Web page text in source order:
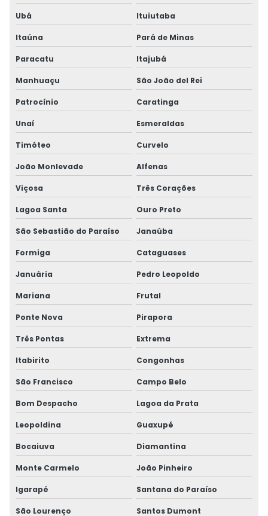
Ubá Ituiutaba
Itaúna Pará de Minas
Paracatu Itajubá
Manhuaçu São João del Rei
Patrocínio Caratinga
Unaí Esmeraldas
Timóteo Curvelo
João Monlevade Alfenas
Viçosa Três Corações
Lagoa Santa Ouro Preto
São Sebastião do Paraíso Janaúba
Formiga Cataguases
Januária Pedro Leopoldo
Mariana Frutal
Ponte Nova Pirapora
Três Pontas Extrema
Itabirito Congonhas
São Francisco Campo Belo
Bom Despacho Lagoa da Prata
Leopoldina Guaxupé
Bocaiuva Diamantina
Monte Carmelo João Pinheiro
Igarapé Santana do Paraíso
São Lourenço Santos Dumont